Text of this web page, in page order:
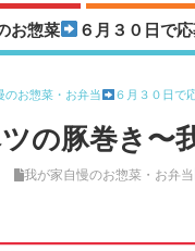
お惣菜 ６月３０日で
のお惣菜・お弁当 ６月３０日で
の豚巻き〜
我が家自慢のお惣菜・お弁当